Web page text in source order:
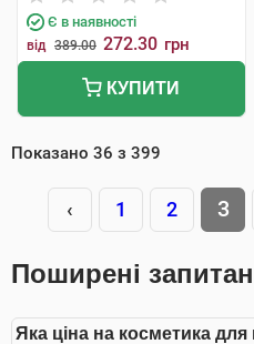
Є в наявності
від 389.00 272.30 грн
КУПИТИ
Показано 36 з 399
‹ 1 2 3
Поширені
Яка ціна на косметика